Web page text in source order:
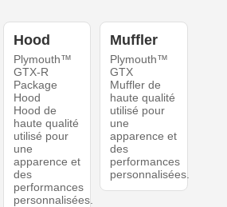
Hood
Plymouth™
GTX-R
Package
Hood
Hood de
haute qualité
utilisé pour
une
apparence et
des
performances
personnalisées.
Muffler
Plymouth™
GTX
Muffler de
haute qualité
utilisé pour
une
apparence et
des
performances
personnalisées.